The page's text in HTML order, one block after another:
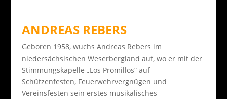
ANDREAS REBERS
Geboren 1958, wuchs Andreas Rebers im
niedersächsischen Weserbergland auf, wo er mit der
Stimmungskapelle „Los Promillos“ auf
Schützenfesten, Feuerwehrvergnügen und
Vereinsfesten sein erstes musikalisches